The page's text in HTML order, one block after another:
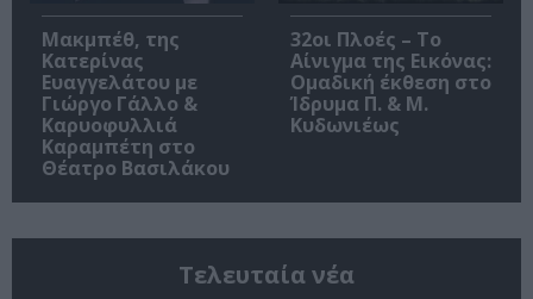
Μακμπέθ, της
Κατερίνας
Ευαγγελάτου με
Γιώργο Γάλλο &
Καρυοφυλλιά
Καραμπέτη στο
Θέατρο Βασιλάκου
32οι Πλοές – Το
Αίνιγμα της Εικόνας:
Ομαδική έκθεση στο
Ίδρυμα Π. & Μ.
Κυδωνιέως
Τελευταία νέα